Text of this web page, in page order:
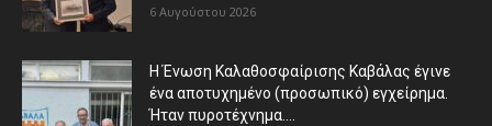
6 Αυγούστου 2026
Η Ένωση Καλαθοσφαίρισης Καβάλας έγινε
ένα αποτυχημένο (προσωπικό) εγχείρημα.
Ήταν πυροτέχνημα....